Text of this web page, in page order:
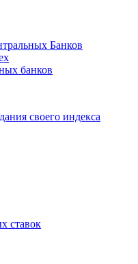
базу данных
Банков
банков
своего индекса